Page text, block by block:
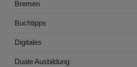
Bremen
Buchtipps
Digitales
Duale Ausbildung